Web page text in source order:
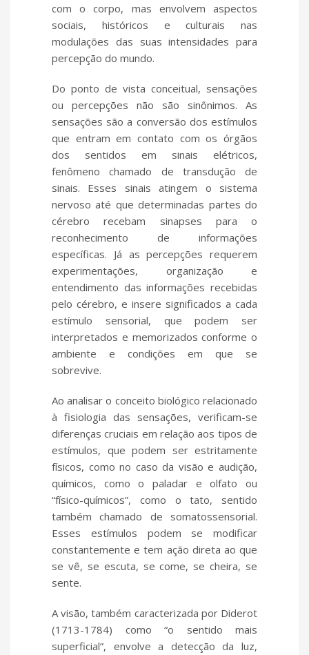
com o corpo, mas envolvem aspectos
sociais, históricos e culturais nas
modulações das suas intensidades para
percepção do mundo.
Do ponto de vista conceitual, sensações
ou percepções não são sinônimos. As
sensações são a conversão dos estímulos
que entram em contato com os órgãos
dos sentidos em sinais elétricos,
fenômeno chamado de transdução de
sinais. Esses sinais atingem o sistema
nervoso até que determinadas partes do
cérebro recebam sinapses para o
reconhecimento de informações
específicas. Já as percepções requerem
experimentações, organização e
entendimento das informações recebidas
pelo cérebro, e insere significados a cada
estímulo sensorial, que podem ser
interpretados e memorizados conforme o
ambiente e condições em que se
sobrevive.
Ao analisar o conceito biológico relacionado
à fisiologia das sensações, verificam-se
diferenças cruciais em relação aos tipos de
estímulos, que podem ser estritamente
físicos, como no caso da visão e audição,
químicos, como o paladar e olfato ou
“físico-químicos”, como o tato, sentido
também chamado de somatossensorial.
Esses estímulos podem se modificar
constantemente e tem ação direta ao que
se vê, se escuta, se come, se cheira, se
sente.
A visão, também caracterizada por Diderot
(1713-1784) como “o sentido mais
superficial”, envolve a detecção da luz,